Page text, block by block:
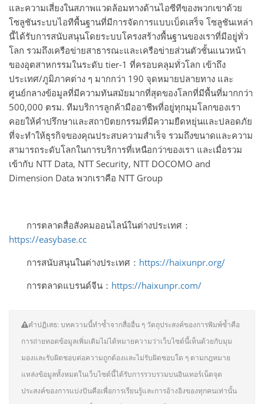
และความเสี่ยงในสภาพแวดล้อมทางด้านไอซีทีของพวกเขาด้วย
โซลูชันระบบไอทีพื้นฐานที่มีการจัดการแบบเบ็ดเสร็จ โซลูชันเหล่า
นี้ได้รับการสนับสนุนโดยระบบโครงสร้างพื้นฐานของเราที่มีอยู่ทั่ว
โลก รวมถึงเครือข่ายสาธารณะและเครือข่ายส่วนตัวชั้นแนวหน้า
ของอุตสาหกรรมในระดับ tier-1 ที่ครอบคลุมทั่วโลก เข้าถึง
ประเทศ/ภูมิภาคต่าง ๆ มากกว่า 190 จุดหมายปลายทาง และ
ศูนย์กลางข้อมูลที่มีความทันสมัยมากที่สุดของโลกที่มีพื้นที่มากกว่า
500,000 ตรม. ทีมบริการลูกค้ามืออาชีพที่อยู่ทุกมุมโลกของเรา
คอยให้คำปรึกษาและสถาปัตยกรรมที่มีความยืดหยุ่นและปลอดภัย
ที่จะทำให้ธุรกิจของคุณประสบความสำเร็จ รวมถึงขนาดและความ
สามารถระดับโลกในการบริการที่เหนือกว่าของเรา และเมื่อรวม
เข้ากับ NTT Data, NTT Security, NTT DOCOMO and
Dimension Data พวกเราคือ NTT Group
การตลาดสื่อสังคมออนไลน์ในต่างประเทศ：
https://easybase.cc
การสนับสนุนในต่างประเทศ： https://haixunpr.org/
การตลาดแบรนด์จีน： https://haixunpr.com/
คำปฏิเสธ: บทความนี้ทำซ้ำจากสื่ออื่น ๆ วัตถุประสงค์ของการพิมพ์ซ้ำคือ
การถ่ายทอดข้อมูลเพิ่มเติมไม่ได้หมายความว่าเว็บไซต์นี้เห็นด้วยกับมุม
มองและรับผิดชอบต่อความถูกต้องและไม่รับผิดชอบใด ๆ ตามกฎหมาย
แหล่งข้อมูลทั้งหมดในเว็บไซต์นี้ได้รับการรวบรวมบนอินเทอร์เน็ตจุด
ประสงค์ของการแบ่งปันคือเพื่อการเรียนรู้และการอ้างอิงของทุกคนเท่านั้น